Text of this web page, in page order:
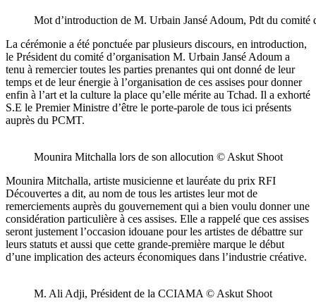
Mot d’introduction de M. Urbain Jansé Adoum, Pdt du comité
La cérémonie a été ponctuée par plusieurs discours, en introduction,
le Président du comité d’organisation M. Urbain Jansé Adoum a
tenu à remercier toutes les parties prenantes qui ont donné de leur
temps et de leur énergie à l’organisation de ces assises pour donner
enfin à l’art et la culture la place qu’elle mérite au Tchad. Il a exhorté
S.E le Premier Ministre d’être le porte-parole de tous ici présents
auprès du PCMT.
Mounira Mitchalla lors de son allocution © Askut Shoot
Mounira Mitchalla, artiste musicienne et lauréate du prix RFI
Découvertes a dit, au nom de tous les artistes leur mot de
remerciements auprès du gouvernement qui a bien voulu donner une
considération particulière à ces assises. Elle a rappelé que ces assises
seront justement l’occasion idouane pour les artistes de débattre sur
leurs statuts et aussi que cette grande-première marque le début
d’une implication des acteurs économiques dans l’industrie créative.
M. Ali Adji, Président de la CCIAMA © Askut Shoot